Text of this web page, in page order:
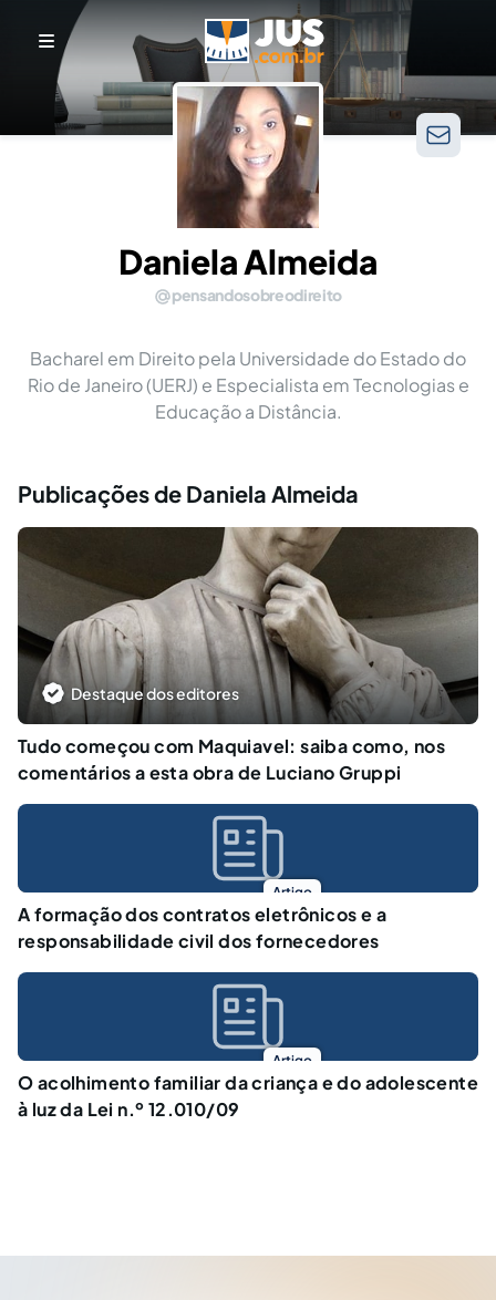
Daniela Almeida
pensandosobreodireito
Bacharel em Direito pela Universidade do Estado do
Rio de Janeiro (UERJ) e Especialista em Tecnologias e
Educação a Distância.
Publicações de Daniela Almeida
Destaque dos editores
Tudo começou com Maquiavel: saiba como, nos
comentários a esta obra de Luciano Gruppi
Artigo
A formação dos contratos eletrônicos e a
responsabilidade civil dos fornecedores
Artigo
O acolhimento familiar da criança e do adolescente
à luz da Lei n.º 12.010/09